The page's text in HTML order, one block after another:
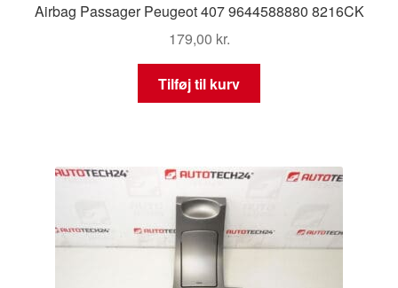
Airbag Passager Peugeot 407 9644588880 8216CK
179,00 kr.
Tilføj til kurv